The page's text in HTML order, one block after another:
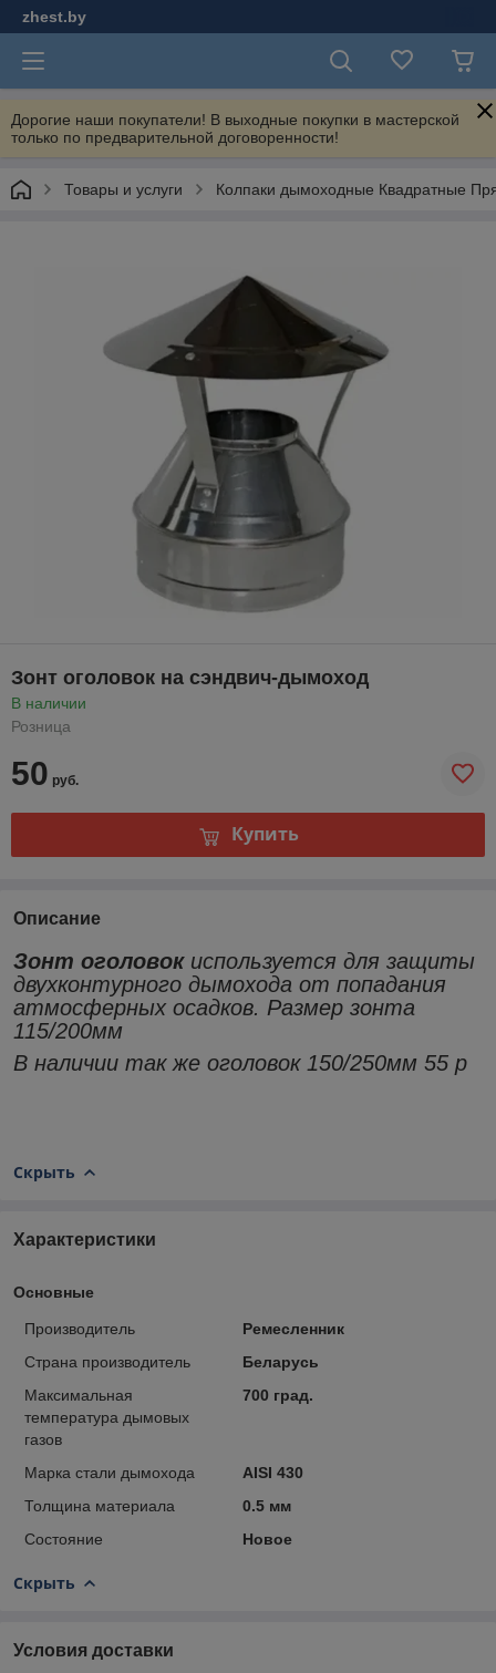
zhest.by
Дорогие наши покупатели! В выходные покупки в мастерской
только по предварительной договоренности!
Товары и услуги Колпаки дымоходные Квадратные
Зонт оголовок на сэндвич-дымоход
В наличии
Розница
50 руб.
Купить
Описание
Зонт оголовок используется для защиты
двухконтурного дымохода от попадания
атмосферных осадков. Размер зонта
115/200мм
В наличии так же оголовок 150/250мм 55 р
Скрыть
Характеристики
Основные
Производитель
Ремесленник
Страна производитель
Беларусь
Максимальная
температура дымовых
газов
700 град.
Марка стали дымохода
AISI 430
Толщина материала
0.5 мм
Состояние
Новое
Скрыть
Условия доставки